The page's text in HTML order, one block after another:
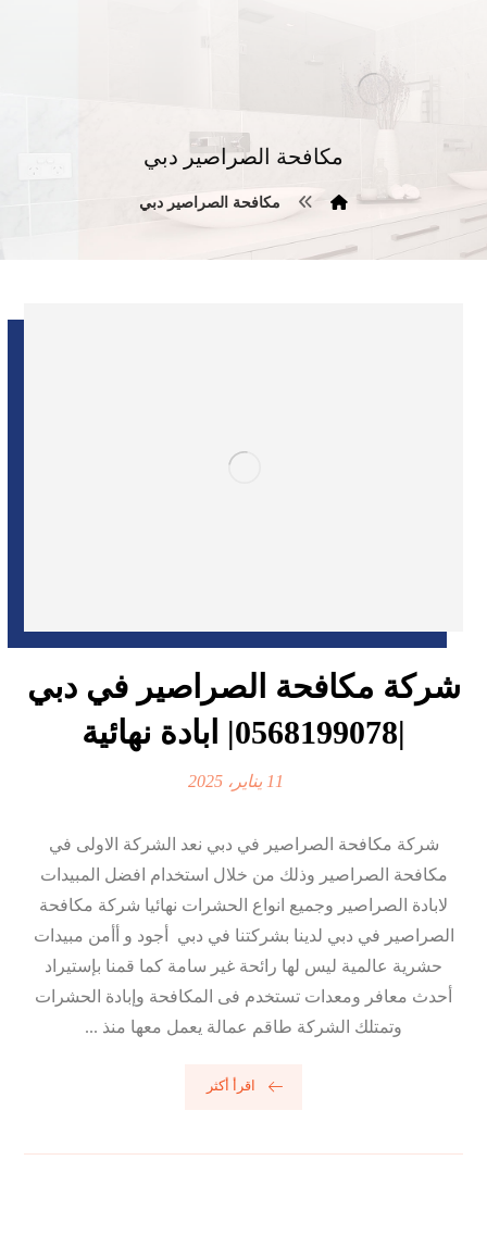
مكافحة الصراصير دبي
مكافحة الصراصير دبي
شركة مكافحة الصراصير في دبي
|0568199078| ابادة نهائية
11 يناير، 2025
شركة مكافحة الصراصير في دبي نعد الشركة الاولى في
مكافحة الصراصير وذلك من خلال استخدام افضل المبيدات
لابادة الصراصير وجميع انواع الحشرات نهائيا شركة مكافحة
الصراصير في دبي لدينا بشركتنا في دبي أجود و أأمن مبيدات
حشرية عالمية ليس لها رائحة غير سامة كما قمنا بإستيراد
أحدث معافر ومعدات تستخدم فى المكافحة وإبادة الحشرات
وتمتلك الشركة طاقم عمالة يعمل معها منذ ...
اقرأ أكثر